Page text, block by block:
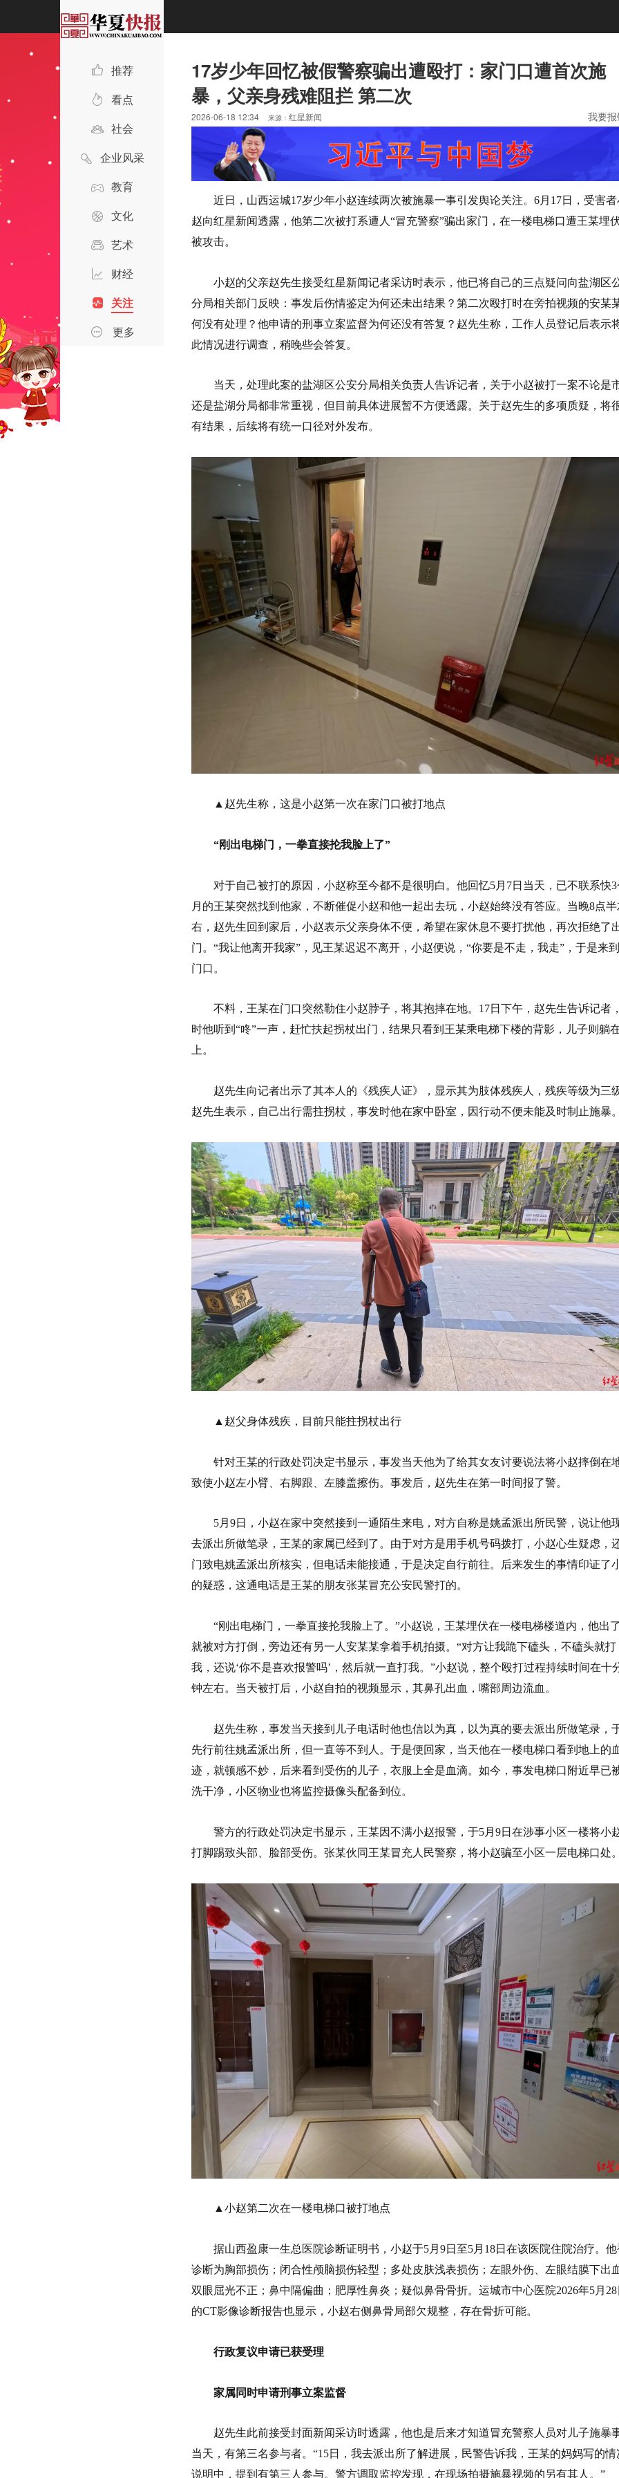
推荐
看点
社会
企业风采
教育
文化
艺术
财经
关注
更多
17岁少年回忆被假警察骗出遭殴打：家门口遭首次施
暴，父亲身残难阻拦 第二次
2026-06-18 12:34 来源： 红星新闻 我要
近日，山西运城17岁少年小赵连续两次被施暴一事引发舆论关注。6月17日，受害者
赵向红星新闻透露，他第二次被打系遭人“冒充警察”骗出家门，在一楼电梯口遭王某埋
被攻击。
小赵的父亲赵先生接受红星新闻记者采访时表示，他已将自己的三点疑问向盐湖区
分局相关部门反映：事发后伤情鉴定为何还未出结果？第二次殴打时在旁拍视频的安某
何没有处理？他申请的刑事立案监督为何还没有答复？赵先生称，工作人员登记后表示
此情况进行调查，稍晚些会答复。
当天，处理此案的盐湖区公安分局相关负责人告诉记者，关于小赵被打一案不论是
还是盐湖分局都非常重视，但目前具体进展暂不方便透露。关于赵先生的多项质疑，将
有结果，后续将有统一口径对外发布。
▲赵先生称，这是小赵第一次在家门口被打地点
“刚出电梯门， 一拳直接抡我脸上了”
对于自己被打的原因，小赵称至今都不是很明白。他回忆5月7日当天，已不联系快3
月的王某突然找到他家，不断催促小赵和他一起出去玩，小赵始终没有答应。当晚8点半
右，赵先生回到家后，小赵表示父亲身体不便，希望在家休息不要打扰他，再次拒绝了
门。“我让他离开我家”，见王某迟迟不离开，小赵便说，“你要是不走，我走”，于是来
门口。
不料，王某在门口突然勒住小赵脖子，将其抱摔在地。17日下午，赵先生告诉记者
时他听到“咚”一声，赶忙扶起拐杖出门，结果只看到王某乘电梯下楼的背影，儿子则躺
上。
赵先生向记者出示了其本人的《残疾人证》，显示其为肢体残疾人，残疾等级为三级
赵先生表示，自己出行需拄拐杖，事发时他在家中卧室，因行动不便未能及时制止施暴。
▲赵父身体残疾，目前只能拄拐杖出行
针对王某的行政处罚决定书显示，事发当天他为了给其女友讨要说法将小赵摔倒在
致使小赵左小臂、右脚跟、左膝盖擦伤。事发后，赵先生在第一时间报了警。
5月9日，小赵在家中突然接到一通陌生来电，对方自称是姚孟派出所民警，说让他
去派出所做笔录，王某的家属已经到了。由于对方是用手机号码拨打，小赵心生疑虑，
门致电姚孟派出所核实，但电话未能接通，于是决定自行前往。后来发生的事情印证了
的疑惑，这通电话是王某的朋友张某冒充公安民警打的。
“刚出电梯门，一拳直接抡我脸上了。”小赵说，王某埋伏在一楼电梯楼道内，他出
就被对方打倒，旁边还有另一人安某某拿着手机拍摄。“对方让我跪下磕头，不磕头就打
我，还说‘你不是喜欢报警吗’，然后就一直打我。”小赵说，整个殴打过程持续时间在十
钟左右。当天被打后，小赵自拍的视频显示，其鼻孔出血，嘴部周边流血。
赵先生称，事发当天接到儿子电话时他也信以为真，以为真的要去派出所做笔录，
先行前往姚孟派出所，但一直等不到人。于是便回家，当天他在一楼电梯口看到地上的
迹，就顿感不妙，后来看到受伤的儿子，衣服上全是血滴。如今，事发电梯口附近早已
洗干净，小区物业也将监控摄像头配备到位。
警方的行政处罚决定书显示，王某因不满小赵报警，于5月9日在涉事小区一楼将小
打脚踢致头部、脸部受伤。张某伙同王某冒充人民警察，将小赵骗至小区一层电梯口处。
▲小赵第二次在一楼电梯口被打地点
据山西盈康一生总医院诊断证明书，小赵于5月9日至5月18日在该医院住院治疗。他
诊断为胸部损伤；闭合性颅脑损伤轻型；多处皮肤浅表损伤；左眼外伤、左眼结膜下出
双眼屈光不正；鼻中隔偏曲；肥厚性鼻炎；疑似鼻骨骨折。运城市中心医院2026年5月28
的CT影像诊断报告也显示，小赵右侧鼻骨局部欠规整，存在骨折可能。
行政复议申请已获受理
家属同时申请刑事立案监督
赵先生此前接受封面新闻采访时透露，他也是后来才知道冒充警察人员对儿子施暴
当天，有第三名参与者。“15日，我去派出所了解进展，民警告诉我，王某的妈妈写的情
说明中，提到有第三人参与。警方调取监控发现，在现场拍摄施暴视频的另有其人。”